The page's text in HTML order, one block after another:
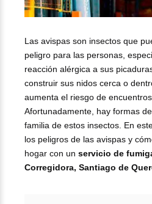
Las avispas son insectos que
peligro para las personas,
reacción alérgica a sus
construir sus nidos cerca o
aumenta el riesgo de
Afortunadamente, hay formas
familia de estos insectos. En
los peligros de las avispas y
hogar con un servicio de
Corregidora, Santiago de